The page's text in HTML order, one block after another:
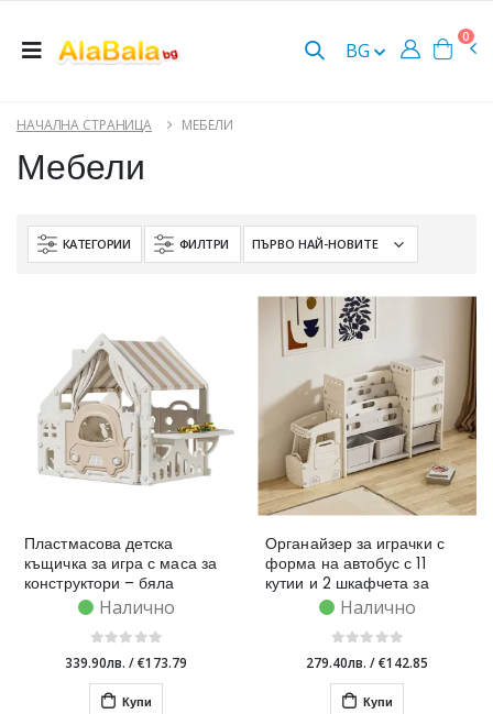
BG
0
НАЧАЛНА СТРАНИЦА МЕБЕЛИ
Мебели
КАТЕГОРИИ ФИЛТРИ
Пластмасова детска
къщичка за игра с маса за
конструктори – бяла
Налично
339.90лв. /€173.79
Купи
Органайзер за играчки с
форма на автобус с 11
кутии и 2 шкафчета за
съхранениеНалично
279.40лв. /€142.85
Купи